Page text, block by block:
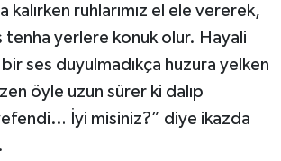
kalırken ruhlarımız el ele vererek,
tenha yerlere konuk olur. Hayali
bir ses duyulmadıkça huzura yelken
öyle uzun sürer ki dalıp
İyi misiniz?” diye ikazda